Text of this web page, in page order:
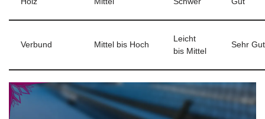
Verbund Mittel bis Hoch
Leicht
bis Mittel
Sehr Gut